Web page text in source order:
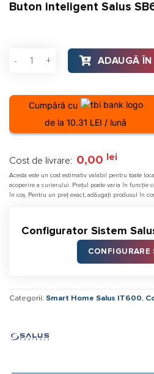
evaluări
Buton inteligent Salus
Cantitate Buton inteligent Salus
ADAUGĂ ÎN
Cumpără cu
de la 10.31 LEI / lună
Cost de livrare: 0,00 lei
Acesta este un cost estimativ valabil pentru toate
acoperire a curierului. Prețul poate varia în funcție
în coș. Pentru un preț exact, adăugați produsul în
Configurator Sistem
CONFIGURARE
Categorii: Smart Home Salus IT600,